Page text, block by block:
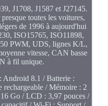
J1708, J1587 et J27145.
toutes les voitures,
de 1996 à aujourd'hui
ISO15765, ISO11898,
PWM, UDS, lignes K/L,
vitesse, CAN basse
à fil unique.
Android 8.1 / Batterie :
/ Mémoire : 2
Go / LCD : 3,97 pouces /